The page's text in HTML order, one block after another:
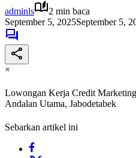
adminls
2 min baca
September 5, 2025September 5,
×
Lowongan Kerja Credit
Andalan Utama, Jabodetabek
Sebarkan artikel ini